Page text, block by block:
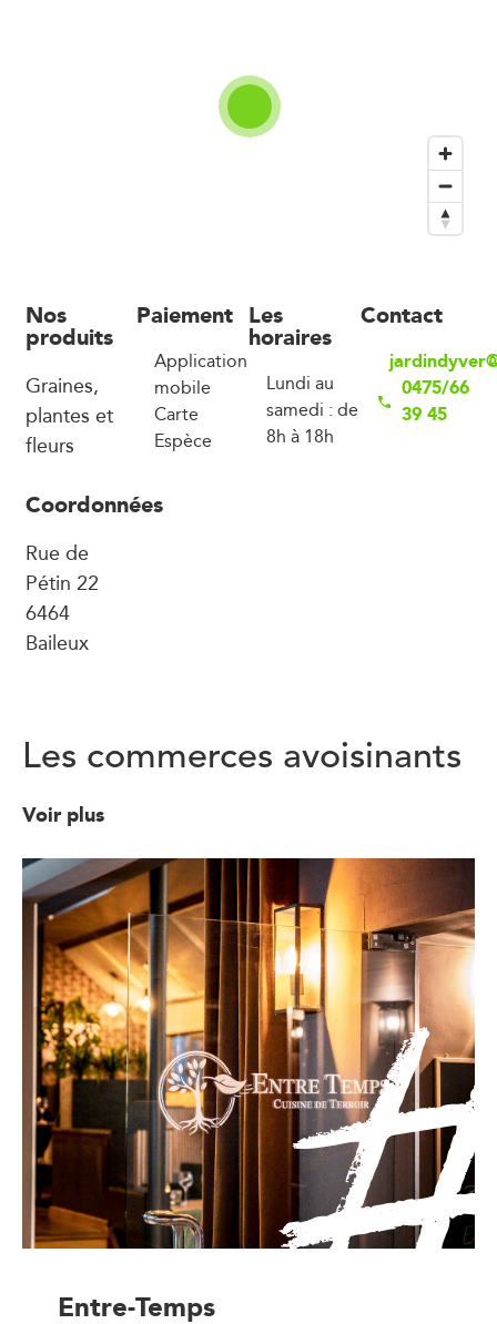
Nos
produits
Graines,
plantes et
fleurs
Paiement
Application
mobile
Carte
Espèce
Les
horaires
Lundi au
samedi : de
8h à 18h
Contact
0475/66
39 45
Coordonnées
Rue de
Pétin 22
6464
Baileux
Les commerces avoisinants
Voir plus
Entre-Temps